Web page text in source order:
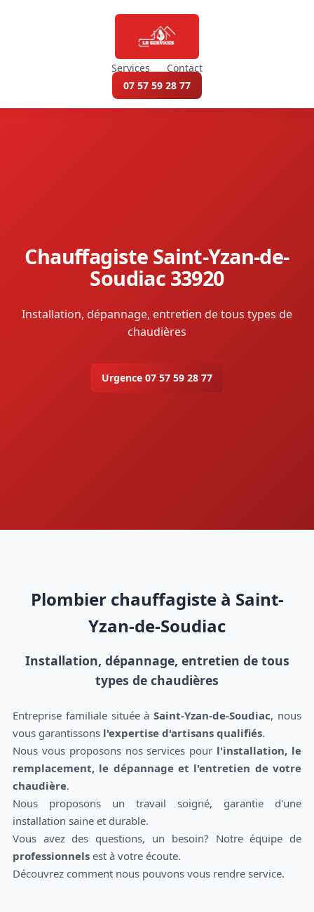
Services
Contact
07 57 59 28 77
Chauffagiste Saint-Yzan-de-
Soudiac 33920
Installation, dépannage, entretien de tous types de
chaudières
Urgence 07 57 59 28 77
Plombier chauffagiste à Saint-
Yzan-de-Soudiac
Installation, dépannage, entretien de tous
types de chaudières
Entreprise familiale située àSaint-Yzan-de-Soudiac, nous
vous garantissons l'expertise d'artisans qualifiés.
Nous vous proposons nos services pour l'installation, le
remplacement, le dépannage et l'entretien de votre
chaudière.
Nous proposons un travail soigné, garantie d'une
installation saine et durable.
Vous avez des questions, un besoin? Notre équipe de
professionnelsest à votre écoute.
Découvrez comment nous pouvons vous rendre service.